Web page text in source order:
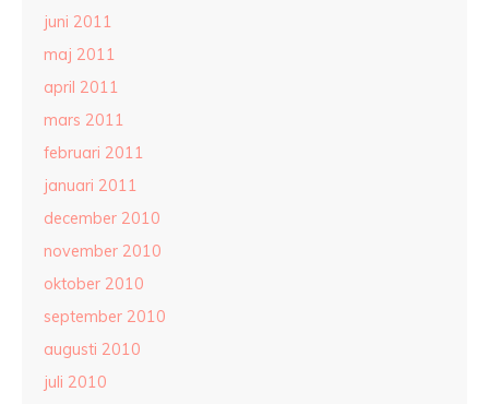
juni 2011
maj 2011
april 2011
mars 2011
februari 2011
januari 2011
december 2010
november 2010
oktober 2010
september 2010
augusti 2010
juli 2010